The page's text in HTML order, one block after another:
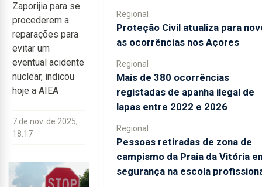
Zaporijia para se
procederem a
reparações para
evitar um
eventual acidente
nuclear, indicou
hoje a AIEA
7 de nov. de 2025,
18:17
Regional
Proteção Civil atualiza para
as ocorrências nos Açores
Regional
Mais de 380 ocorrências
registadas de apanha ilegal de
lapas entre 2022 e 2026
Regional
Pessoas retiradas de zona de
campismo da Praia da Vitória
segurança na escola